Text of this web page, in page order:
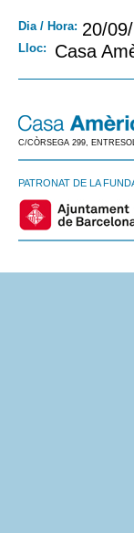
Dia / Hora: 20/
Lloc: Casa
C/CÒRSEGA 299,
PATRONAT DE LA